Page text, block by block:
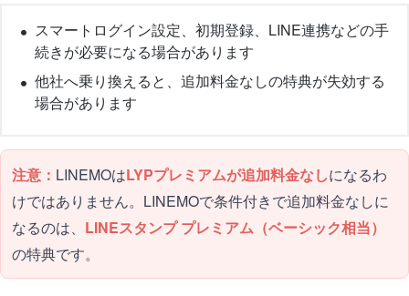
スマートログイン設定、初期登録、LINE連携などの手
続きが必要になる場合があります
他社へ乗り換えると、追加料金なしの特典が失効する
場合があります
注意： LINEMOはLYPプレミアムが追加料金なしになるわ
けではありません。LINEMOで条件付きで追加料金なしに
なるのは、 LINEスタンプ プレミアム（ベーシック相当）
の特典です。